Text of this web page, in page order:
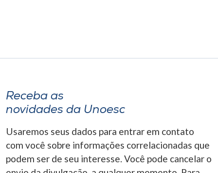
Receba as
novidades da Unoesc
Usaremos seus dados para entrar em contato
com você sobre informações correlacionadas que
podem ser de seu interesse. Você pode cancelar o